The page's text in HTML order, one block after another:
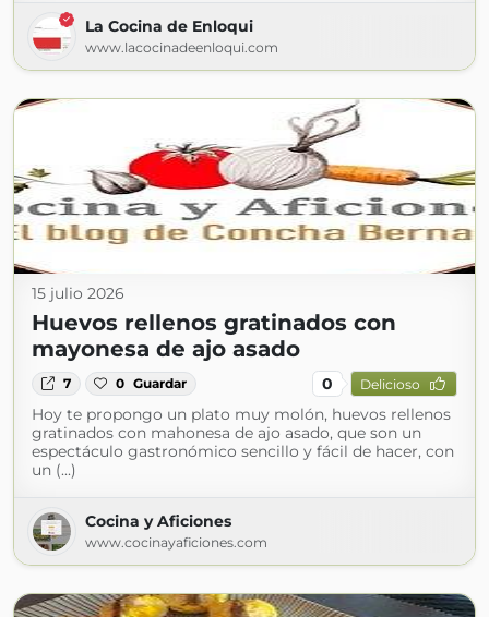
La Cocina de Enloqui
www.lacocinadeenloqui.com
15 julio 2026
Huevos rellenos gratinados con
mayonesa de ajo asado
7 0 Guardar 0 Delicioso
Hoy te propongo un plato muy molón, huevos rellenos
gratinados con mahonesa de ajo asado, que son un
espectáculo gastronómico sencillo y fácil de hacer, con
un (...)
Cocina y Aficiones
www.cocinayaficiones.com